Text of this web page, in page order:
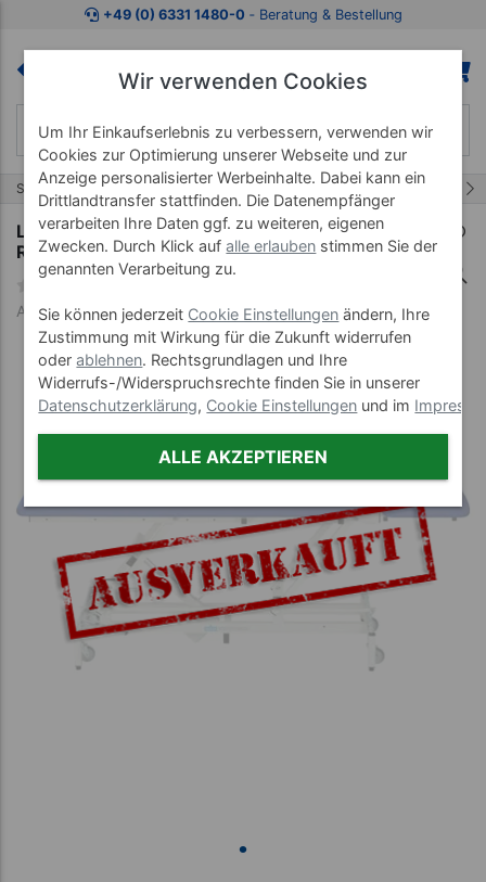
Zum Kaufbereich springen Zur Produktbeschreibung
+49 (0) 6331 1480-0 ‐ Beratung & Bestellung
Start Marken Lojer 149/230
Lojer Therapieliege Delta DS2 mit
Radhebesystem
Art-Nr. 65701-55-01
Wir verwenden Cookies
Um Ihr Einkaufserlebnis zu verbessern, verwenden wir
Cookies zur Optimierung unserer Webseite und zur
Anzeige personalisierter Werbeinhalte. Dabei kann ein
Drittlandtransfer stattfinden. Die Datenempfänger
verarbeiten Ihre Daten ggf. zu weiteren, eigenen
Zwecken. Durch Klick aufalle erlauben stimmen Sie der
genannten Verarbeitung zu.
Sie können jederzeit Cookie Einstellungen ändern, Ihre
Zustimmung mit Wirkung für die Zukunft widerrufen
oderablehnen. Rechtsgrundlagen und Ihre
Widerrufs-/Widerspruchsrechte finden Sie in unserer
Datenschutzerklärung, Cookie Einstellungen und im
ALLE AKZEPTIEREN